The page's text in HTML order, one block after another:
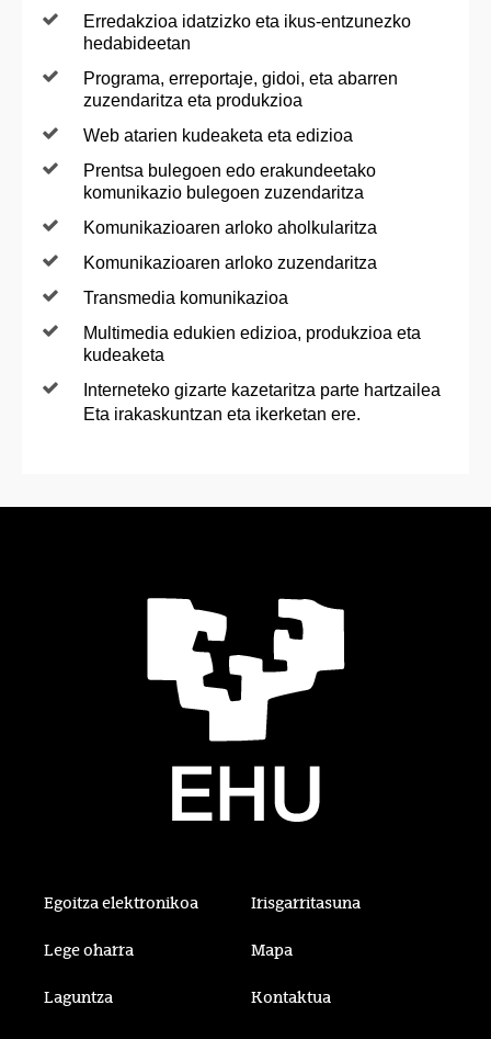
Erredakzioa idatzizko eta ikus-entzunezko
hedabideetan
Programa, erreportaje, gidoi, eta abarren
zuzendaritza eta produkzioa
Web atarien kudeaketa eta edizioa
Prentsa bulegoen edo erakundeetako
komunikazio bulegoen zuzendaritza
Komunikazioaren arloko aholkularitza
Komunikazioaren arloko zuzendaritza
Transmedia komunikazioa
Multimedia edukien edizioa, produkzioa eta
kudeaketa
Interneteko gizarte kazetaritza parte hartzailea
Eta irakaskuntzan eta ikerketan ere.
Egoitza elektronikoa Irisgarritasuna
Lege oharra Mapa
Laguntza Kontaktua